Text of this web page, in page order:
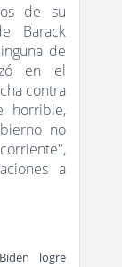
de su
Barack
de
en el
contra
horrible,
no
a
logre